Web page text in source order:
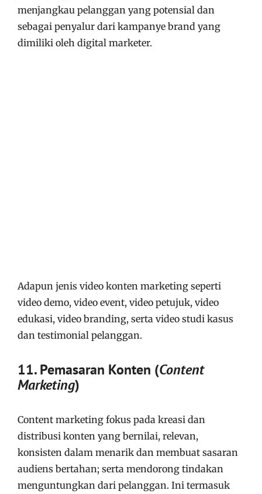
menjangkau pelanggan yang potensial dan
sebagai penyalur dari kampanye brand yang
dimiliki oleh digital marketer.
Adapun jenis video konten marketing seperti
video demo, video event, video petujuk, video
edukasi, video branding, serta video studi kasus
dan testimonial pelanggan.
11. Pemasaran Konten (Content
Marketing)
Content marketing fokus pada kreasi dan
distribusi konten yang bernilai, relevan,
konsisten dalam menarik dan membuat sasaran
audiens bertahan; serta mendorong tindakan
menguntungkan dari pelanggan. Ini termasuk